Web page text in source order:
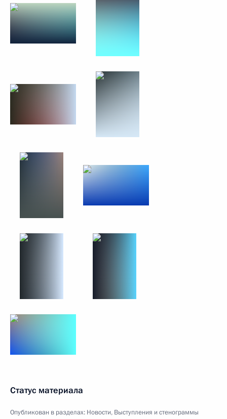
Статус материала
Опубликован в разделах: Новости, Выступления и стенограммы